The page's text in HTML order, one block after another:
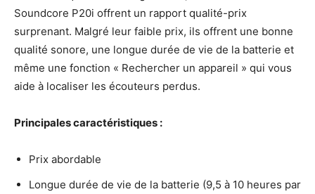
Soundcore P20i offrent un rapport qualité-prix
surprenant. Malgré leur faible prix, ils offrent une bonne
qualité sonore, une longue durée de vie de la batterie et
même une fonction « Rechercher un appareil » qui vous
aide à localiser les écouteurs perdus.
Principales caractéristiques :
Prix abordable
Longue durée de vie de la batterie (9,5 à 10 heures par